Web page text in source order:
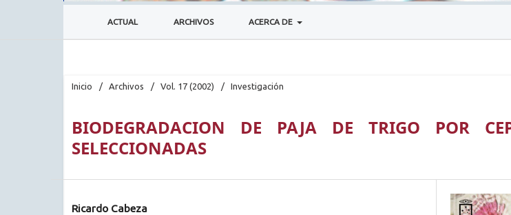
ACTUAL ARCHIVOS ACERCA DE
Inicio / Archivos / Vol. 17 (2002) / Investigación
BIODEGRADACION DE PAJA DE TRIGO POR
SELECCIONADAS
Ricardo Cabeza